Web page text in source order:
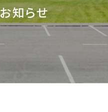
お知らせ